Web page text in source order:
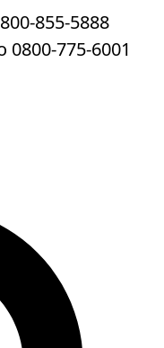
855-5888
775-6001